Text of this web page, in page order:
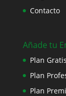
Contacto
Añade tu
Plan Gratis
Plan
Plan